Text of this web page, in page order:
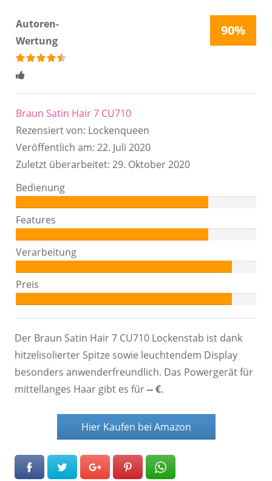
Autoren-
Wertung
bewertet
4.5
Sterne
90%
Braun Satin Hair 7 CU710
Rezensiert von: Lockenqueen
Veröffentlich am: 22. Juli 2020
Zuletzt überarbeitet: 29. Oktober 2020
Bedienung
Features
Verarbeitung
Preis
Der Braun Satin Hair 7 CU710 Lockenstab ist dank
hitzelisolierter Spitze sowie leuchtendem Display
besonders anwenderfreundlich. Das Powergerät für
mittellanges Haar gibt es für-- €.
Hier Kaufen bei Amazon